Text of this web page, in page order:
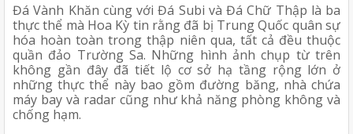
Đá Vành Khăn cùng với Đá Subi và Đá Chữ Thập là ba
thực thể mà Hoa Kỳ tin rằng đã bị Trung Quốc quân sự
hóa hoàn toàn trong thập niên qua, tất cả đều thuộc
quần đảo Trường Sa. Những hình ảnh chụp từ trên
không gần đây đã tiết lộ cơ sở hạ tầng rộng lớn ở
những thực thể này bao gồm đường băng, nhà chứa
máy bay và radar cũng như khả năng phòng không và
chống hạm.